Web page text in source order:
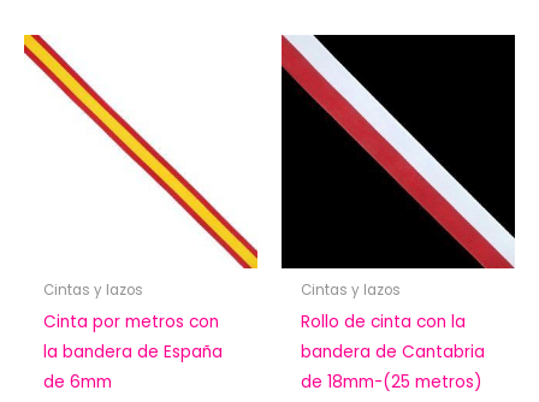
Cintas y lazos
Cinta por metros con
la bandera de España
de 6mm
Cintas y lazos
Rollo de cinta con la
bandera de Cantabria
de 18mm-(25 metros)